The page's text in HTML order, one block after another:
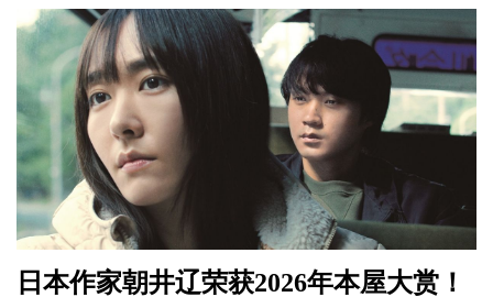
日本作家朝井辽荣获2026年本屋大赏！